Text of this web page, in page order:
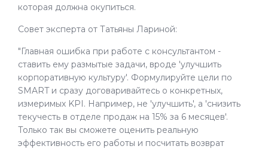
которая должна окупиться.
Совет эксперта от Татьяны Лариной:
"Главная ошибка при работе с консультантом -
ставить ему размытые задачи, вроде 'улучшить
корпоративную культуру'. Формулируйте цели по
SMART и сразу договаривайтесь о конкретных,
измеримых KPI. Например, не 'улучшить', а 'снизить
текучесть в отделе продаж на 15% за 6 месяцев'.
Только так вы сможете оценить реальную
эффективность его работы и посчитать возврат